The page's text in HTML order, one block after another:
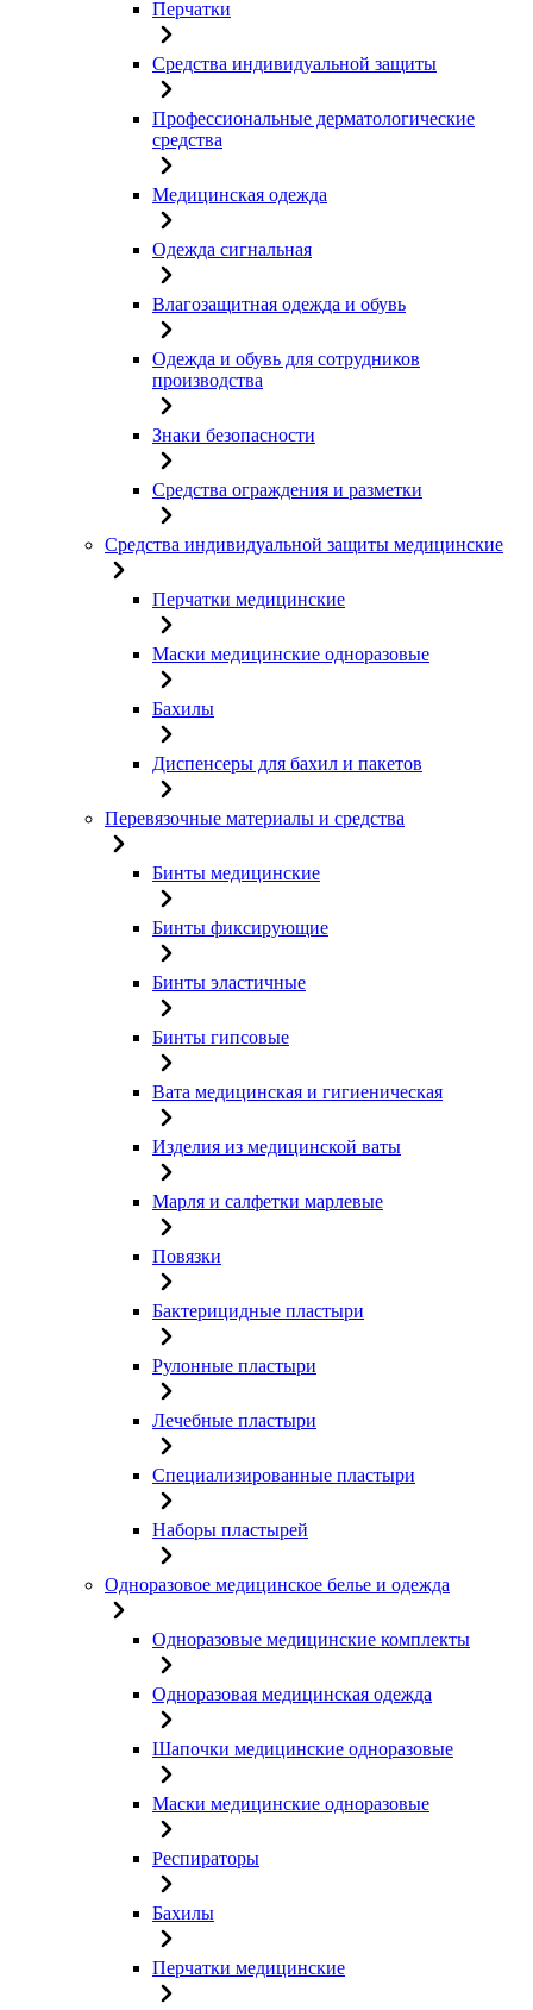
Перчатки
Средства индивидуальной защиты
Профессиональные дерматологические
средства
Медицинская одежда
Одежда сигнальная
Влагозащитная одежда и обувь
Одежда и обувь для сотрудников
производства
Знаки безопасности
Средства ограждения и разметки
Средства индивидуальной защиты медицинские
Перчатки медицинские
Маски медицинские одноразовые
Бахилы
Диспенсеры для бахил и пакетов
Перевязочные материалы и средства
Бинты медицинские
Бинты фиксирующие
Бинты эластичные
Бинты гипсовые
Вата медицинская и гигиеническая
Изделия из медицинской ваты
Марля и салфетки марлевые
Повязки
Бактерицидные пластыри
Рулонные пластыри
Лечебные пластыри
Специализированные пластыри
Наборы пластырей
Одноразовое медицинское белье и одежда
Одноразовые медицинские комплекты
Одноразовая медицинская одежда
Шапочки медицинские одноразовые
Маски медицинские одноразовые
Респираторы
Бахилы
Перчатки медицинские